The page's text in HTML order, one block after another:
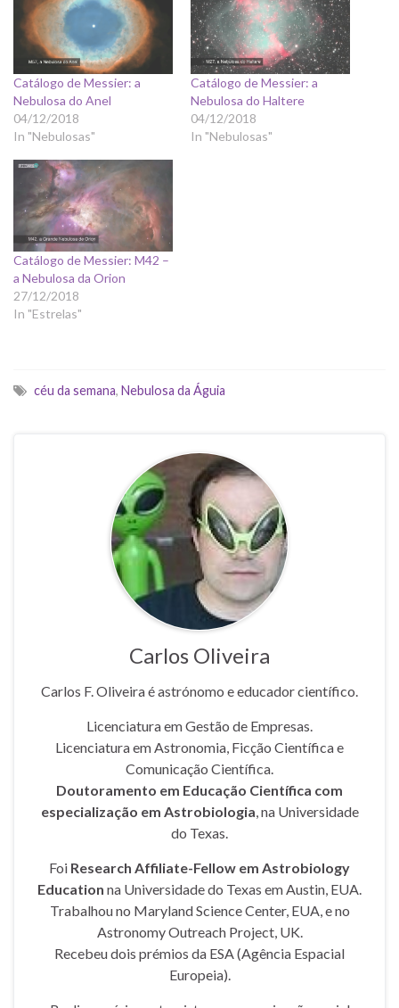
Catálogo de Messier: a
Nebulosa do Anel
04/12/2018
In "Nebulosas"
Catálogo de Messier: a
Nebulosa do Haltere
04/12/2018
In "Nebulosas"
Catálogo de Messier: M42 –
a Nebulosa da Orion
27/12/2018
In "Estrelas"
céu da semana, Nebulosa da Águia
Carlos Oliveira
Carlos F. Oliveira é astrónomo e educador científico.
Licenciatura em Gestão de Empresas.
Licenciatura em Astronomia, Ficção Científica e
Comunicação Científica.
Doutoramento em Educação Científica com
especialização em Astrobiologia , na Universidade
do Texas.
Foi Research Affiliate-Fellow em Astrobiology
Education na Universidade do Texas em Austin, EUA.
Trabalhou no Maryland Science Center, EUA, e no
Astronomy Outreach Project, UK.
Recebeu dois prémios da ESA (Agência Espacial
Europeia).